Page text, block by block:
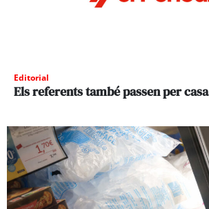
Editorial
Els referents també passen per casa